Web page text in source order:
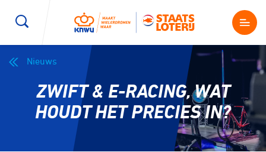
Kenniscentrum
Magazine
Nieuws
ZWIFT & E-RACING, WAT
HOUDT HET PRECIES IN?
Wegwielrennen Mountainbiken
E-Racing
Kunstwielrijden ID-Cycling